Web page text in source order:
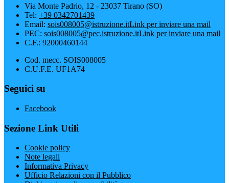
Via Monte Padrio, 12 - 23037 Tirano (SO)
Tel: +39 0342701439
Email: sois008005@istruzione.itLink per inviare una mail
PEC: sois008005@pec.istruzione.itLink per inviare una mail
C.F.: 92000460144
Cod. mecc. SOIS008005
C.U.F.E. UF1A74
Seguici su
Facebook
Sezione Link Utili
Cookie policy
Note legali
Informativa Privacy
Ufficio Relazioni con il Pubblico